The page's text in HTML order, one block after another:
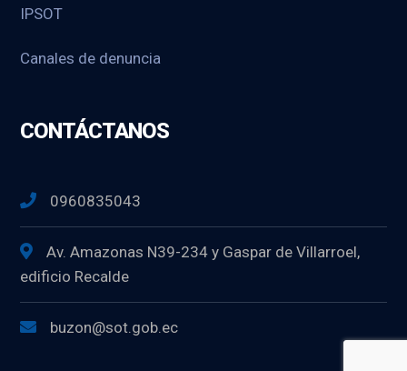
IPSOT
Canales de denuncia
CONTÁCTANOS
0960835043
Av. Amazonas N39-234 y Gaspar de Villarroel,
edificio Recalde
buzon@sot.gob.ec